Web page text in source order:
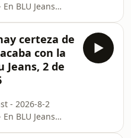
BLU Jeans
En BLU JeansSee
for privacy
certeza de
con la
Jeans, 2 de
- 2026-8-2
BLU Jeans